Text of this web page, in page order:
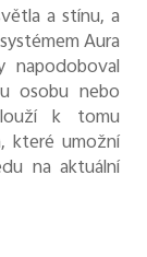
a stínu, a
Aura
osobu nebo
k tomu
které umožní
na aktuální